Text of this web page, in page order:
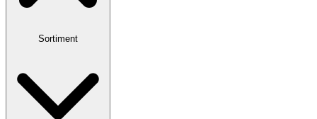
Sortiment